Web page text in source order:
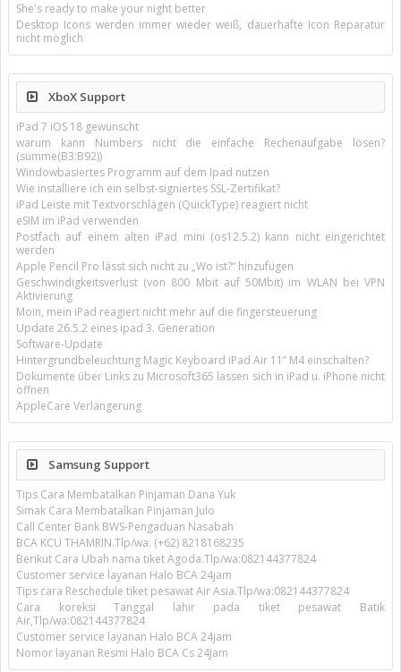
She's ready to make your night better
Desktop Icons werden immer wieder weiß, dauerhafte Icon Reparatur
nicht möglich
XboX Support
iPad 7 iOS 18 gewünscht
warum kann Numbers nicht die einfache Rechenaufgabe lösen?
(summe(B3:B92))
Windowbasiertes Programm auf dem Ipad nutzen
Wie installiere ich ein selbst-signiertes SSL-Zertifikat?
iPad Leiste mit Textvorschlägen (QuickType) reagiert nicht
eSIM im iPad verwenden
Postfach auf einem alten iPad mini (os12.5.2) kann nicht eingerichtet
werden
Apple Pencil Pro lässt sich nicht zu „Wo ist?“ hinzufügen
Geschwindigkeitsverlust (von 800 Mbit auf 50Mbit) im WLAN bei VPN
Aktivierung
Moin, mein iPad reagiert nicht mehr auf die fingersteuerung
Update 26.5.2 eines ipad 3. Generation
Software-Update
Hintergrundbeleuchtung Magic Keyboard iPad Air 11’’ M4 einschalten?
Dokumente über Links zu Microsoft365 lassen sich in iPad u. iPhone nicht
öffnen
AppleCare Verlängerung
Samsung Support
Tips Cara Membatalkan Pinjaman Dana Yuk
Simak Cara Membatalkan Pinjaman Julo
Call Center Bank BWS-Pengaduan Nasabah
BCA KCU THAMRIN.Tlp/wa: (+62) 8218168235
Berikut Cara Ubah nama tiket Agoda.Tlp/wa:082144377824
Customer service layanan Halo BCA 24jam
Tips cara Reschedule tiket pesawat Air Asia.Tlp/wa:082144377824
Cara koreksi Tanggal lahir pada tiket pesawat Batik
Air,Tlp/wa:082144377824
Customer service layanan Halo BCA 24jam
Nomor layanan Resmi Halo BCA Cs 24Jam